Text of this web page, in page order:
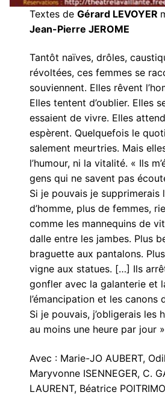
Textes deGérard LEVOYER
Jean-Pierre JEROME
Tantôt naïves, drôles,
révoltées, ces femmes se
souviennent. Elles rêvent
Elles tentent d’oublier. Elles
essaient de vivre. Elles
espèrent. Quelquefois le
salement meurtries. Mais
l’humour, ni la vitalité. « Ils
gens qui ne savent pas
Si je pouvais je supprimerais
d’homme, plus de femmes,
comme les mannequins de
dalle entre les jambes. Plus
braguette aux pantalons.
vigne aux statues. […] Ils
gonfler avec la galanterie et
l’émancipation et les canons
Si je pouvais, j’obligerais les
au moins une heure par jour
Avec : Marie-JO AUBERT,
Maryvonne ISENNEGER, C.
LAURENT, Béatrice